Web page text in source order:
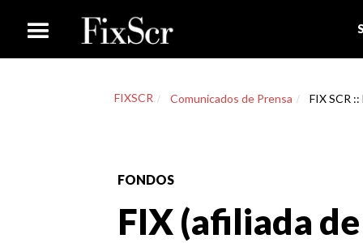
FIXSCR Comunicados de Prensa FIX SCR
FONDOS
FIX (afiliada